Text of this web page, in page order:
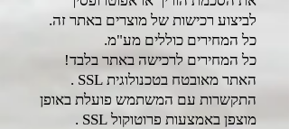
לביצוע רכישות של מוצרים באתר זה.
כל המחירים כוללים מע"מ.
כל המחירים לרכישה באתר בלבד!
האתר מאובטח בטכנולוגית SSL .
התקשרות עם המשתמש פועלת באופן
מוצפן באמצעות פרוטוקול SSL .